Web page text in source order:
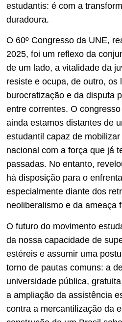
estudantis: é com a
duradoura.
O 60º Congresso da UNE,
2025, foi um reflexo da
de um lado, a vitalidade da
resiste e ocupa, de outro, os
burocratização e da disputa
entre correntes. O
ainda estamos distantes de
estudantil capaz de
nacional com a força que já
passadas. No entanto,
há disposição para o
especialmente diante dos
neoliberalismo e da ameaça
O futuro do movimento
da nossa capacidade de
estéreis e assumir uma
torno de pautas comuns: a
universidade pública,
a ampliação da assistência
contra a mercantilização da